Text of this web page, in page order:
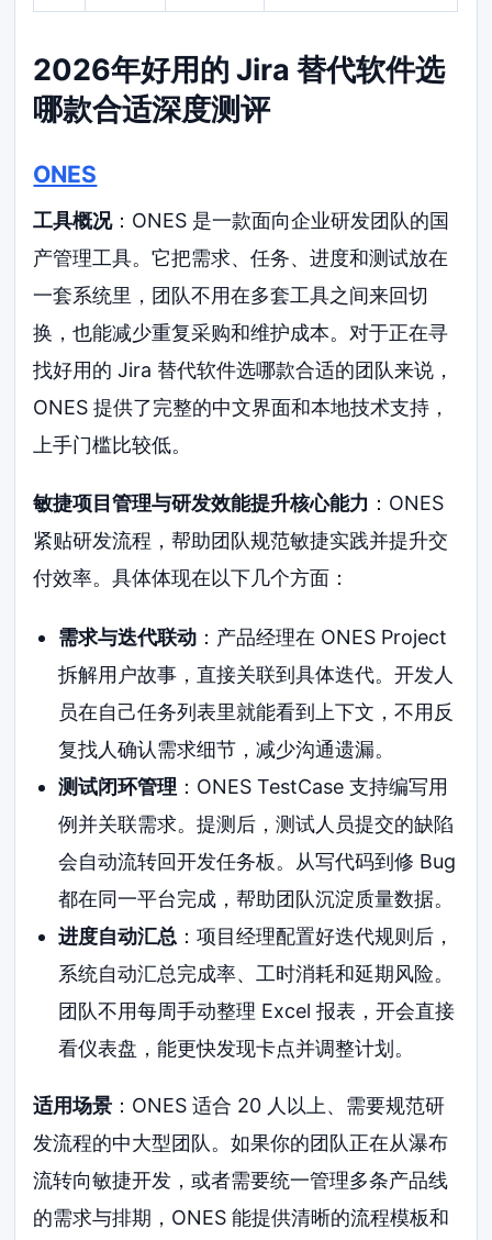
2026年好用的 Jira 替代软件选
哪款合适深度测评
ONES
工具概况：ONES 是一款面向企业研发团队的国
产管理工具。它把需求、任务、进度和测试放在
一套系统里，团队不用在多套工具之间来回切
换，也能减少重复采购和维护成本。对于正在寻
找好用的 Jira 替代软件选哪款合适的团队来说，
ONES 提供了完整的中文界面和本地技术支持，
上手门槛比较低。
敏捷项目管理与研发效能提升核心能力 ：ONES
紧贴研发流程，帮助团队规范敏捷实践并提升交
付效率。具体体现在以下几个方面：
需求与迭代联动：产品经理在 ONES Project
拆解用户故事，直接关联到具体迭代。开发人
员在自己任务列表里就能看到上下文，不用反
复找人确认需求细节，减少沟通遗漏。
测试闭环管理 ：ONES TestCase 支持编写用
例并关联需求。提测后，测试人员提交的缺陷
会自动流转回开发任务板。从写代码到修 Bug
都在同一平台完成，帮助团队沉淀质量数据。
进度自动汇总：项目经理配置好迭代规则后，
系统自动汇总完成率、工时消耗和延期风险。
团队不用每周手动整理 Excel 报表，开会直接
看仪表盘，能更快发现卡点并调整计划。
适用场景 ：ONES 适合 20 人以上、需要规范研
发流程的中大型团队。如果你的团队正在从瀑布
流转向敏捷开发，或者需要统一管理多条产品线
的需求与排期，ONES 能提供清晰的流程模板和